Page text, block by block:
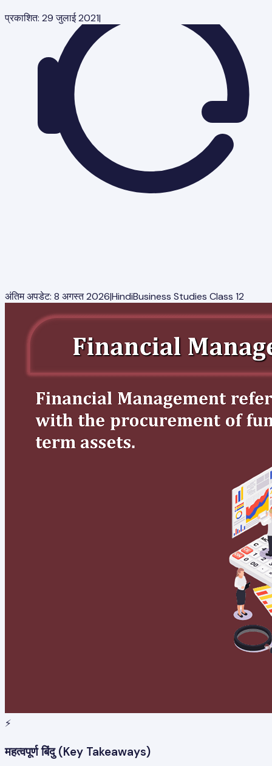
प्रकाशित: 29 जुलाई 2021|
अंतिम अपडेट: 8 अगस्त 2026|HindiBusiness Studies Class 12
⚡
महत्वपूर्ण बिंदु (Key Takeaways)